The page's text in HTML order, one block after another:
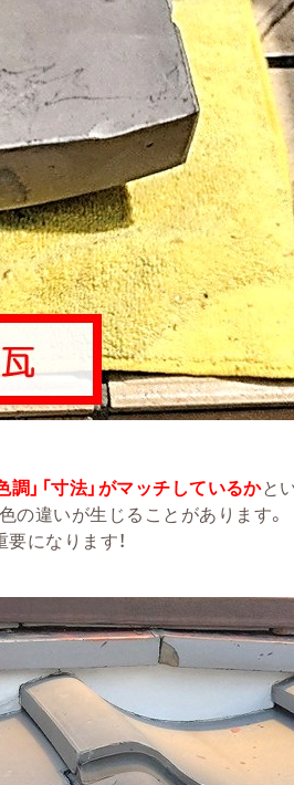
調」「寸法」がマッチしているかと
の違いが生じることがあります。
になります！